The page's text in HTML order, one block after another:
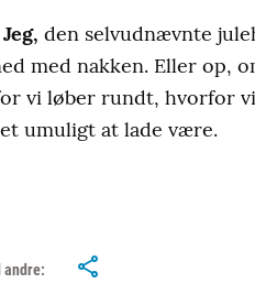
den selvudnævnte
med nakken. Eller op,
vi løber rundt, hvorfor
umuligt at lade være.
andre: